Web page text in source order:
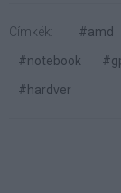
Címkék: #amd
#notebook
#hardver